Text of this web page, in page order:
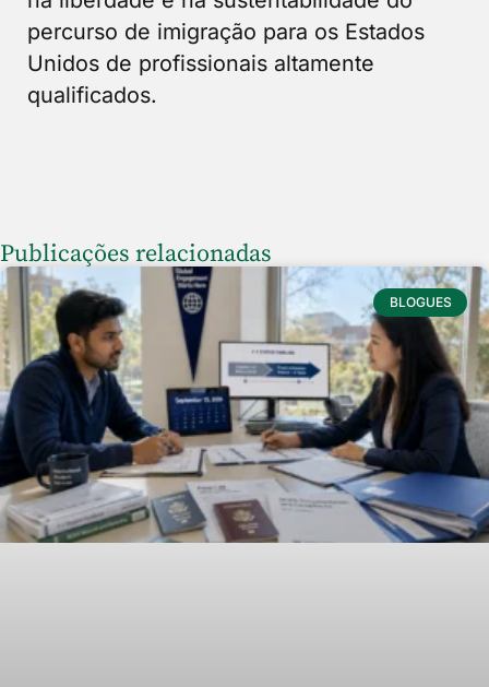
percurso de imigração para os Estados
Unidos de profissionais altamente
qualificados.
Publicações relacionadas
BLOGUES